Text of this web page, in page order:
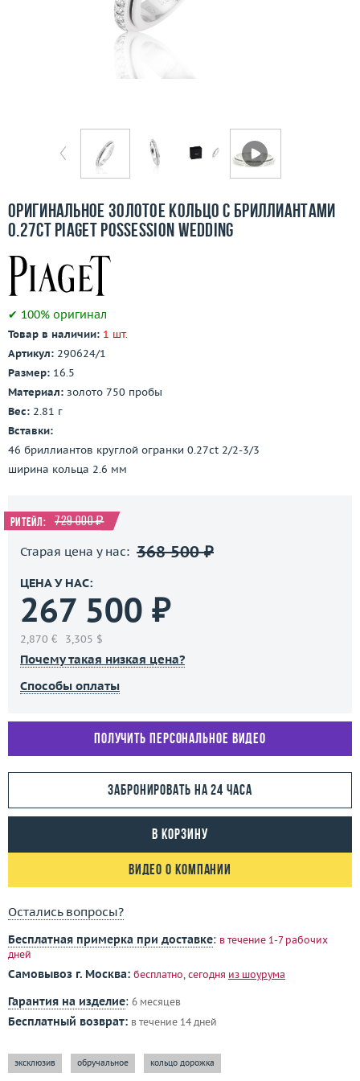
Бесплатная доставка
Покупка и оплата
Ломбард
3D-тур по шоуруму
Оригинальное золотое кольцо с бриллиантами
0.27ct Piaget Possession Wedding
✔ 100% оригинал
Товар в наличии: 1 шт.
Артикул: 290624/1
Размер: 16.5
Материал: золото 750 пробы
Вес: 2.81 г
Вставки:
46 бриллиантов круглой огранки 0.27ct 2/2-3/3
ширина кольца 2.6 мм
Ритейл: 729 000 ₽
Старая цена у нас: 368 500 ₽
ЦЕНА У НАС:
267 500 ₽
2,870 € 3,305 $
Почему такая низкая цена?
Способы оплаты
Получить персональное видео
Забронировать на 24 часа
В корзину
Видео о компании
Остались вопросы?
Бесплатная примерка при доставке: в течение 1-7 рабочих
дней
Самовывоз г. Москва: бесплатно, сегодня из шоурума
Гарантия на изделие: 6 месяцев
Бесплатный возврат: в течение 14 дней
эксклюзив обручальное кольцо дорожка